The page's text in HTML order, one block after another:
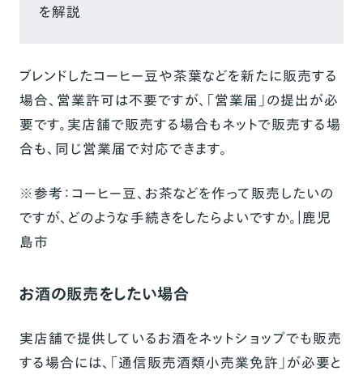
を解説
ブレンドしたコーヒー豆や茶葉などを新たに販売する
場合、営業許可は不要ですが、「営業届」の提出が必
要です。実店舗で販売する場合もネットで販売する場
合も、同じ営業届で対応できます。
※参考： コーヒー豆、お茶などを作って販売したいの
ですが、どのような手続きをしたらよいですか。｜鹿児
島市
お酒の販売をしたい場合
実店舗で提供しているお酒をネットショップでも販売
する場合には、「通信販売酒類小売業免許」が必要と